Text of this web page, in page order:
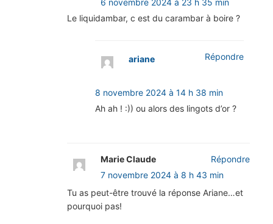
6 novembre 2024 à 23 h 35 min
Le liquidambar, c est du carambar à boire ?
ariane
8 novembre 2024 à 14 h 38 min
Ah ah ! :)) ou alors des lingots d’or ?
Répondre
Marie Claude
7 novembre 2024 à 8 h 43 min
Tu as peut-être trouvé la réponse Ariane…et
pourquoi pas!
Répondre